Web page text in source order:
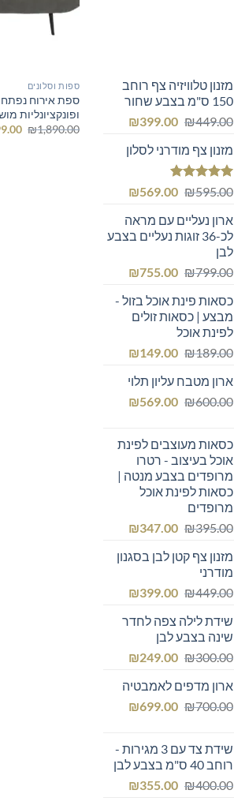
מזנון טלוויזיה צף רוחב
150 ס"מ בצבע שחור
₪449.00
המחיר
היה:
₪449.00.
₪399.00
המחיר
הוא:מזנון צף מודרני לסלון
דורג5.00
₪595.00
המחיר
היה:
₪595.00.
₪569.00
המחיר
הוא:
₪569.00.
ארון נעליים עם מראה
לכ-36 זוגות נעליים בצבע
לבן
₪799.00
המחיר
היה:
₪799.00.
₪755.00
המחיר
הוא:
כסאות פינת אוכל בזול -
מבצע | כסאות זולים
לפינת אוכל
₪189.00
המחיר
היה:
₪189.00.
₪149.00
המחיר
הוא:
₪149.00.
ארון מטבח עליון תלוי
₪600.00
המחיר
₪600.00.
₪569.00
המחיר
₪569.00.כסאות מעוצבים לפינת
אוכל בעיצוב - רטרו
מרופדים בצבע מנטה |
כסאות לפינת אוכל
מרופדים
₪395.00
המחיר
היה:
₪347.00
המחיר
הוא:
מזנון צף קטן לבן בסגנון
מודרני
₪449.00
המחיר
היה:
₪449.00.
₪399.00
המחיר
הוא:שידת לילה צפה לחדר
שינה בצבע לבן
₪300.00
המחיר
היה:
₪300.00.
₪249.00
המחיר
הוא:
₪249.00.
ארון מדפים לאמבטיה
₪700.00
המחיר
₪700.00.
₪699.00
המחיר
₪699.00.שידת צד עם 3 מגירות -
רוחב 40 ס"מ בצבע לבן
₪400.00
המחיר ₪355.00
המחיר
ספות וסלונים
ספת אירוח
ופונקציונליות
₪1,890.00